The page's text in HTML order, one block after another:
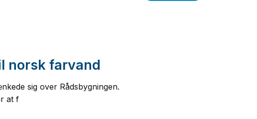
norsk farvand
sig over Rådsbygningen.
at f